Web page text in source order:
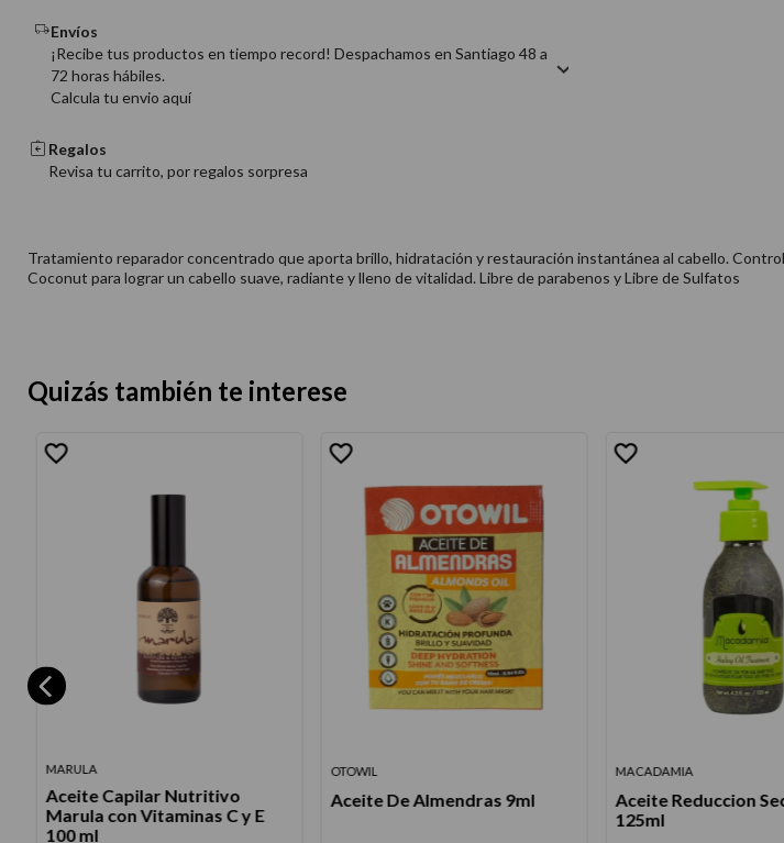
Envíos
¡Recibe tus productos en tiempo record! Despachamos en Santiago 48 a
72 horas hábiles.
Calcula tu envio aquí
Regalos
Revisa tu carrito, por regalos sorpresa
Tratamiento reparador concentrado que aporta brillo, hidratación y restauración instantánea al cabello.
Coconut para lograr un cabello suave, radiante y lleno de vitalidad. Libre de parabenos y Libre de Sulfatos
Quizás también te interese
MARULA
Aceite Capilar Nutritivo
Marula con Vitaminas C y E
100 ml
OTOWIL
Aceite De Almendras 9ml
MACADAMIA
Aceite Reduccion
125ml